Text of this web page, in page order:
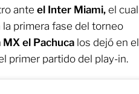
ante el Inter Miami, el cual
primera fase del torneo
MX el Pachuca los dejó en el
primer partido del play-in.